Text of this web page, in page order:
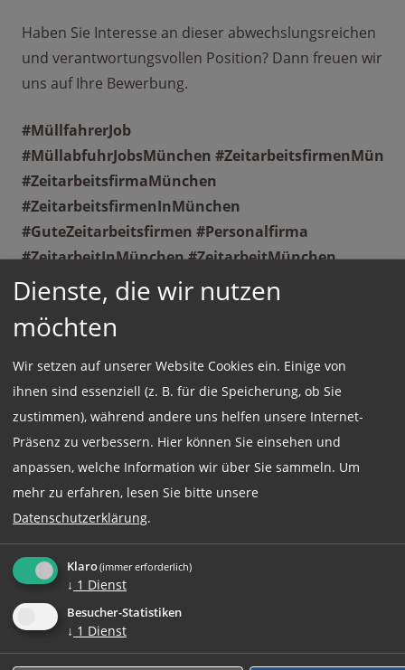
Haben Sie Interesse an dieser abwechslungsreichen
und verantwortungsvollen Position? Dann freuen wir
uns auf Ihre Bewerbung.
#MüllfahrerJob
#MüllabfuhrJobsMünchen
#ZeitarbeitsfirmaMünchen
#ZeitarbeitsfirmenInMünchen
#GuteZeitarbeitsfirmen #Personalfirma
#ZeitarbeitInMünchen #ZeitarbeitMünchen
#ZeitarbeitsfirmaInMünchen
Einsatzort:
München
Beschäftigungsart:
Jetzt online Bewerben
Weitere Jobs
Dienste, die wir nutzen
möchten
Wir setzen auf unserer Website Cookies ein. Einige von
ihnen sind essenziell (z. B. für die Speicherung, ob Sie
zustimmen), während andere uns helfen unsere Internet-
Präsenz zu verbessern. Hier können Sie einsehen und
anpassen, welche Information wir über Sie sammeln. Um
mehr zu erfahren, lesen Sie bitte unsere
Datenschutzerklärung.
Klaro(immer erforderlich)
↓ 1 Dienst
Besucher-Statistiken
↓ 1 Dienst